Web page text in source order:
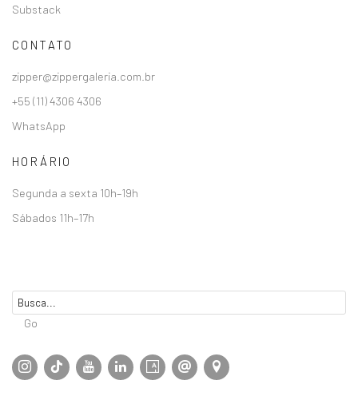
Substack
CONTATO
zipper@zippergaleria.com.br
+55 (11) 4306 4306
WhatsApp
HORÁRIO
Segunda a sexta 10h–19h
Sábados 11h–17h
Go